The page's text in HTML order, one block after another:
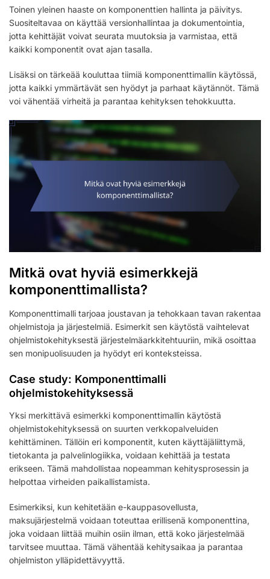
Toinen yleinen haaste on komponenttien hallinta ja päivitys.
Suositeltavaa on käyttää versionhallintaa ja dokumentointia,
jotta kehittäjät voivat seurata muutoksia ja varmistaa, että
kaikki komponentit ovat ajan tasalla.
Lisäksi on tärkeää kouluttaa tiimiä komponenttimallin käytössä,
jotta kaikki ymmärtävät sen hyödyt ja parhaat käytännöt. Tämä
voi vähentää virheitä ja parantaa kehityksen tehokkuutta.
Mitkä ovat hyviä esimerkkejä
komponenttimallista?
Komponenttimalli tarjoaa joustavan ja tehokkaan tavan rakentaa
ohjelmistoja ja järjestelmiä. Esimerkit sen käytöstä vaihtelevat
ohjelmistokehityksestä järjestelmäarkkitehtuuriin, mikä osoittaa
sen monipuolisuuden ja hyödyt eri konteksteissa.
Case study: Komponenttimalli
ohjelmistokehityksessä
Yksi merkittävä esimerkki komponenttimallin käytöstä
ohjelmistokehityksessä on suurten verkkopalveluiden
kehittäminen. Tällöin eri komponentit, kuten käyttäjäliittymä,
tietokanta ja palvelinlogiikka, voidaan kehittää ja testata
erikseen. Tämä mahdollistaa nopeamman kehitysprosessin ja
helpottaa virheiden paikallistamista.
Esimerkiksi, kun kehitetään e-kauppasovellusta,
maksujärjestelmä voidaan toteuttaa erillisenä komponenttina,
joka voidaan liittää muihin osiin ilman, että koko järjestelmää
tarvitsee muuttaa. Tämä vähentää kehitysaikaa ja parantaa
ohjelmiston ylläpidettävyyttä.